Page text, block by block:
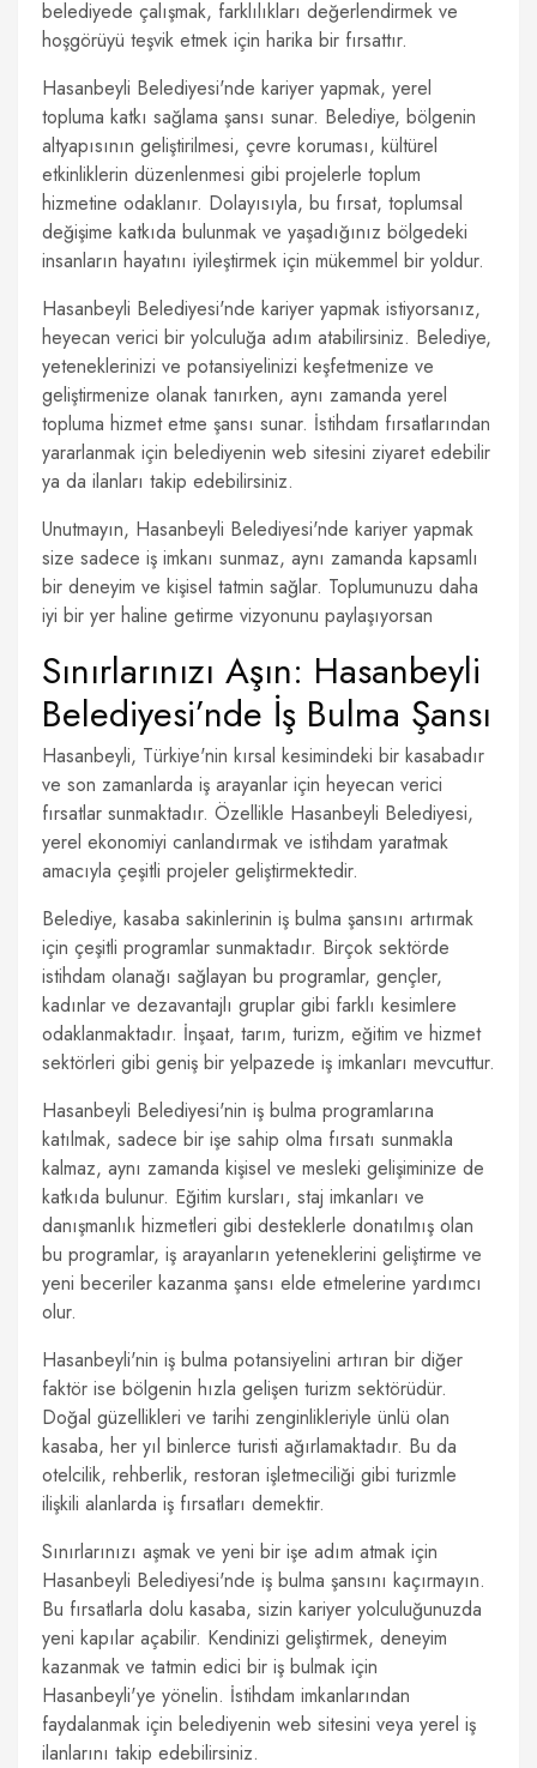
belediyede çalışmak, farklılıkları değerlendirmek ve
hoşgörüyü teşvik etmek için harika bir fırsattır.
Hasanbeyli Belediyesi'nde kariyer yapmak, yerel
topluma katkı sağlama şansı sunar. Belediye, bölgenin
altyapısının geliştirilmesi, çevre koruması, kültürel
etkinliklerin düzenlenmesi gibi projelerle toplum
hizmetine odaklanır. Dolayısıyla, bu fırsat, toplumsal
değişime katkıda bulunmak ve yaşadığınız bölgedeki
insanların hayatını iyileştirmek için mükemmel bir yoldur.
Hasanbeyli Belediyesi'nde kariyer yapmak istiyorsanız,
heyecan verici bir yolculuğa adım atabilirsiniz. Belediye,
yeteneklerinizi ve potansiyelinizi keşfetmenize ve
geliştirmenize olanak tanırken, aynı zamanda yerel
topluma hizmet etme şansı sunar. İstihdam fırsatlarından
yararlanmak için belediyenin web sitesini ziyaret edebilir
ya da ilanları takip edebilirsiniz.
Unutmayın, Hasanbeyli Belediyesi'nde kariyer yapmak
size sadece iş imkanı sunmaz, aynı zamanda kapsamlı
bir deneyim ve kişisel tatmin sağlar. Toplumunuzu daha
iyi bir yer haline getirme vizyonunu paylaşıyorsan
Sınırlarınızı Aşın: Hasanbeyli
Belediyesi’nde İş Bulma Şansı
Hasanbeyli, Türkiye'nin kırsal kesimindeki bir kasabadır
ve son zamanlarda iş arayanlar için heyecan verici
fırsatlar sunmaktadır. Özellikle Hasanbeyli Belediyesi,
yerel ekonomiyi canlandırmak ve istihdam yaratmak
amacıyla çeşitli projeler geliştirmektedir.
Belediye, kasaba sakinlerinin iş bulma şansını artırmak
için çeşitli programlar sunmaktadır. Birçok sektörde
istihdam olanağı sağlayan bu programlar, gençler,
kadınlar ve dezavantajlı gruplar gibi farklı kesimlere
odaklanmaktadır. İnşaat, tarım, turizm, eğitim ve hizmet
sektörleri gibi geniş bir yelpazede iş imkanları mevcuttur.
Hasanbeyli Belediyesi'nin iş bulma programlarına
katılmak, sadece bir işe sahip olma fırsatı sunmakla
kalmaz, aynı zamanda kişisel ve mesleki gelişiminize de
katkıda bulunur. Eğitim kursları, staj imkanları ve
danışmanlık hizmetleri gibi desteklerle donatılmış olan
bu programlar, iş arayanların yeteneklerini geliştirme ve
yeni beceriler kazanma şansı elde etmelerine yardımcı
olur.
Hasanbeyli'nin iş bulma potansiyelini artıran bir diğer
faktör ise bölgenin hızla gelişen turizm sektörüdür.
Doğal güzellikleri ve tarihi zenginlikleriyle ünlü olan
kasaba, her yıl binlerce turisti ağırlamaktadır. Bu da
otelcilik, rehberlik, restoran işletmeciliği gibi turizmle
ilişkili alanlarda iş fırsatları demektir.
Sınırlarınızı aşmak ve yeni bir işe adım atmak için
Hasanbeyli Belediyesi'nde iş bulma şansını kaçırmayın.
Bu fırsatlarla dolu kasaba, sizin kariyer yolculuğunuzda
yeni kapılar açabilir. Kendinizi geliştirmek, deneyim
kazanmak ve tatmin edici bir iş bulmak için
Hasanbeyli'ye yönelin. İstihdam imkanlarından
faydalanmak için belediyenin web sitesini veya yerel iş
ilanlarını takip edebilirsiniz.